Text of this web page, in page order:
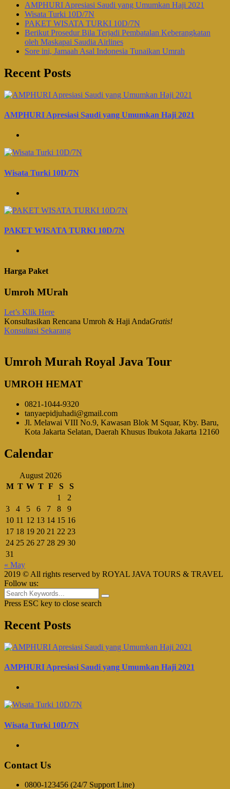
AMPHURI Apresiasi Saudi yang Umumkan Haji 2021
Wisata Turki 10D/7N
PAKET WISATA TURKI 10D/7N
Berikut Prosedur Bila Terjadi Pembatalan Keberangkatan
oleh Maskapai Saudia Airlines
Sore ini, Jamaah Asal Indonesia Tunaikan Umrah
Recent Posts
AMPHURI Apresiasi Saudi yang Umumkan Haji 2021
Wisata Turki 10D/7N
PAKET WISATA TURKI 10D/7N
Harga Paket
Umroh MUrah
Let’s Klik Here
Konsultasikan Rencana Umroh & Haji AndaGratis!
Konsultasi Sekarang
Umroh Murah Royal Java Tour
UMROH HEMAT
0821-1044-9320
tanyaepidjuhadi@gmail.com
Jl. Melawai VIII No.9, Kawasan Blok M Squar, Kby. Baru,
Kota Jakarta Selatan, Daerah Khusus Ibukota Jakarta 12160
Calendar
August 2026
M T W T F S
S
1
2
3
4 5 6 7 8
9
10 11 12 13 14 15 16
17 18 19 20 21 22 23
24 25 26 27 28 29 30
31
« May
2019 © All rights reserved by ROYAL JAVA TOURS & TRAVEL
Follow us:
Press ESC key to close search
Recent Posts
AMPHURI Apresiasi Saudi yang Umumkan Haji 2021
Wisata Turki 10D/7N
Contact Us
0800-123456 (24/7 Support Line)